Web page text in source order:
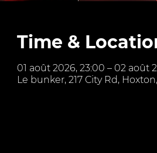
Time &
01 août 2026, 23:00 – 02 août
Le bunker, 217 City Rd,